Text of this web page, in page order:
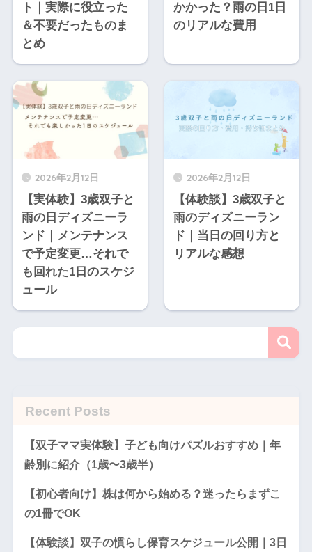
ト｜実際に役立った
＆不要だったものま
とめ
かかった？雨の日1日
のリアルな費用
2026年2月12日
【実体験】3歳双子と
雨の日ディズニーラ
ンド｜メンテナンス
で予定変更…それで
も回れた1日のスケジ
ュール
2026年2月12日
【体験談】3歳双子と
雨のディズニーラン
ド｜当日の回り方と
リアルな感想
Recent Posts
【双子ママ実体験】子ども向けパズルおすすめ｜年
齢別に紹介（1歳〜3歳半）
【初心者向け】株は何から始める？迷ったらまずこ
の1冊でOK
【体験談】双子の慣らし保育スケジュール公開｜3日